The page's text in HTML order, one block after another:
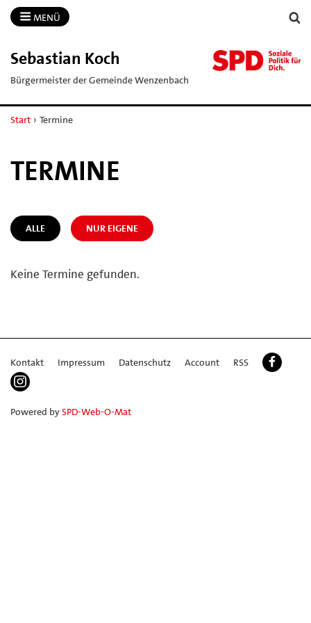
MENÜ
Sebastian Koch
Bürgermeister der Gemeinde Wenzenbach
Start › Termine
TERMINE
ALLE NUR EIGENE
Keine Termine gefunden.
Kontakt Impressum Datenschutz Account RSS
Powered bySPD-Web-O-Mat